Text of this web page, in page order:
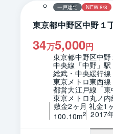
一戸建て NEW 8/8
東京都中野区中野１
34万5,000円
東京都中野区中野
中央線「中野」
総武・中央緩行
東京メトロ東西
都営大江戸線「
東京メトロ丸ノ
敷金2ヶ月 礼金1
100.10m2 2017